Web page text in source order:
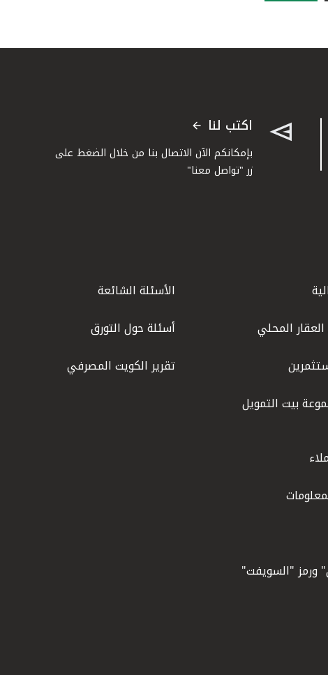
اكتب لنا
بإمكانكم الآن الاتصال بنا من خلال الضغط على
زر "تواصل معنا"
المحلي
بيت التمويل
ورمز "السويفت"
الأسئلة الشائعة
أسئلة حول التورق
تقرير الكويت المصرفي